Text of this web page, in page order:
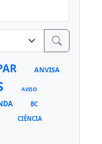
ANVISA
AVISO
BC
CIÊNCIA